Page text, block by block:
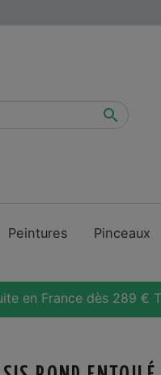

Peintures Pinceaux
en France dès 289 €